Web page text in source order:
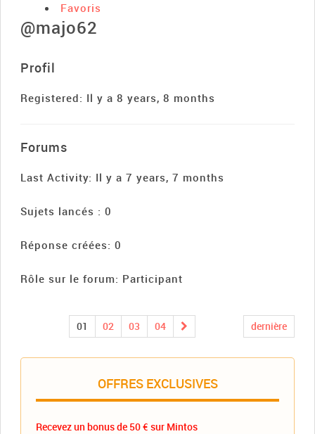
Favoris
@majo62
Profil
Registered: Il y a 8 years, 8 months
Forums
Last Activity: Il y a 7 years, 7 months
Sujets lancés : 0
Réponse créées: 0
Rôle sur le forum: Participant
01 02 03 04 dernière
OFFRES EXCLUSIVES
Recevez un bonus de 50 € sur Mintos